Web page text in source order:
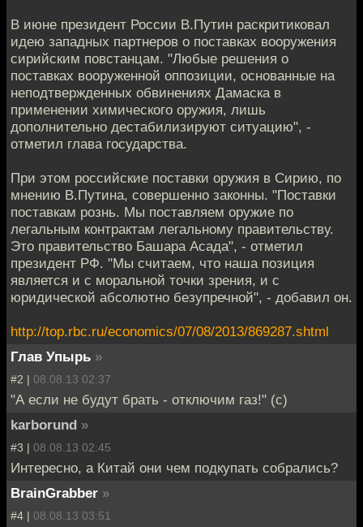
В июне президент России В.Путин раскритиковал
идею западных партнеров о поставках вооружения
сирийским повстанцам. "Любые решения о
поставках вооруженной оппозиции, основанные на
неподтвержденных обвинениях Дамаска в
применении химического оружия, лишь
дополнительно дестабилизируют ситуацию", -
отметил глава государства.
При этом российские поставки оружия в Сирию, по
мнению В.Путина, совершенно законны. "Поставки
поставкам рознь. Мы поставляем оружие по
легальным контрактам легальному правительству.
Это правительство Башара Асада", - отметил
президент РФ. "Мы считаем, что наша позиция
является и с моральной точки зрения, и с
юридической абсолютно безупречной", - добавил он.
http://top.rbc.ru/economics/07/08/2013/869287.shtml
Глав Упырь »
#2 | 08.08.13 02:37
"А если не будут брать - отключим газ!" (с)
karborund »
#3 | 08.08.13 02:45
Интересно, а Китай они чем подкупать собрались?
BrainGrabber »
#4 | 08.08.13 03:51